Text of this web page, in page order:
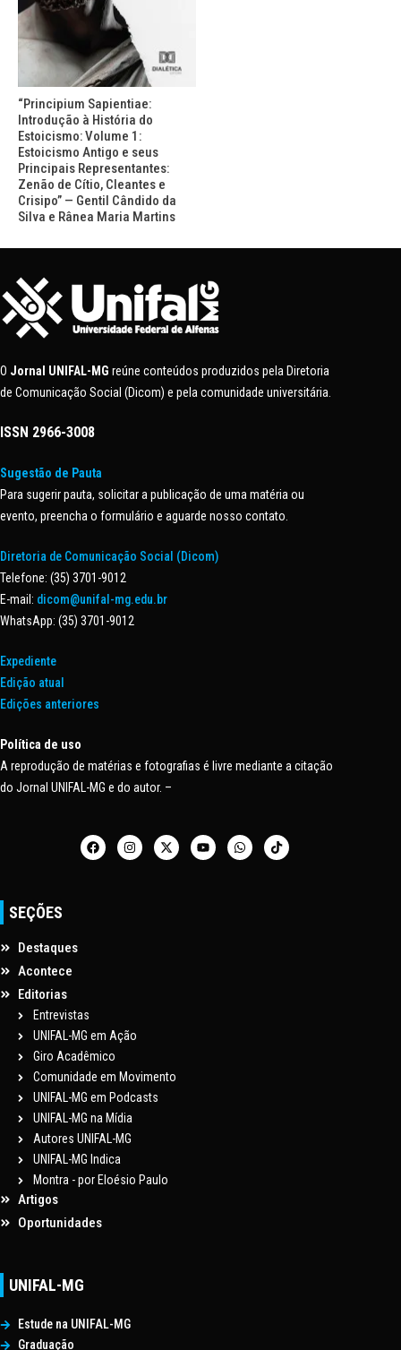
“Principium Sapientiae:
Introdução à História do
Estoicismo: Volume 1:
Estoicismo Antigo e seus
Principais Representantes:
Zenão de Cítio, Cleantes e
Crisipo” — Gentil Cândido da
Silva e Rânea Maria Martins
O Jornal UNIFAL-MG reúne conteúdos produzidos pela Diretoria
de Comunicação Social (Dicom) e pela comunidade universitária.
ISSN 2966-3008
Sugestão de Pauta
Para sugerir pauta, solicitar a publicação de uma matéria ou
evento, preencha o formulário e aguarde nosso contato.
Diretoria de Comunicação Social (Dicom)
Telefone: (35) 3701-9012
E-mail: dicom@unifal-mg.edu.br
WhatsApp: (35) 3701-9012
Expediente
Edição atual
Edições anteriores
Política de uso
A reprodução de matérias e fotografias é livre mediante a citação
do Jornal UNIFAL-MG e do autor. –
SEÇÕES
Destaques
Acontece
Editorias
Entrevistas
UNIFAL-MG em Ação
Giro Acadêmico
Comunidade em Movimento
UNIFAL-MG em Podcasts
UNIFAL-MG na Mídia
Autores UNIFAL-MG
UNIFAL-MG Indica
Montra - por Eloésio Paulo
Artigos
Oportunidades
UNIFAL-MG
Estude na UNIFAL-MG
Graduação